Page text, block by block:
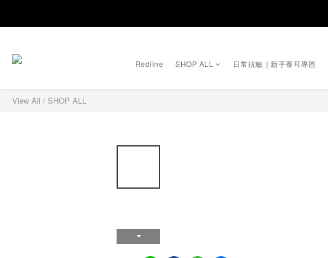
Redline SHOP ALL 日常抗敏｜新手養耳專區
View All / SHOP ALL